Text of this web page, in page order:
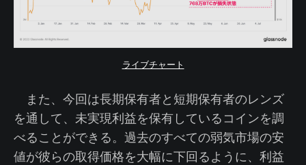
ライブチャート
また、今回は長期保有者と短期保有者のレンズ
を通して、未実現利益を保有しているコインを調
べることができる。過去のすべての弱気市場の安
値が彼らの取得価格を大幅に下回るように、利益